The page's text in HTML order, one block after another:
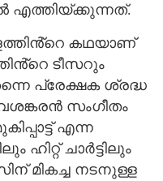
എത്തിയ്ക്കുന്നത്.
കഥയാണ്
ടീസറും
പ്രേക്ഷക ശ്രദ്ധ
സംഗീതം
എന്ന
ഹിറ്റ് ചാർട്ടിലും
മികച്ച നടനുള്ള